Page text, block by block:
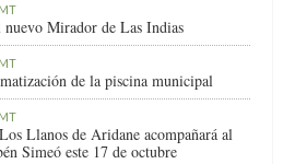
nuevo Mirador de Las Indias
de la piscina municipal
Llanos de Aridane acompañará al
Simeó este 17 de octubre